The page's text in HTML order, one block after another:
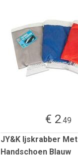
€ 2.49
JY&K Ijskrabber Met
Handschoen Blauw